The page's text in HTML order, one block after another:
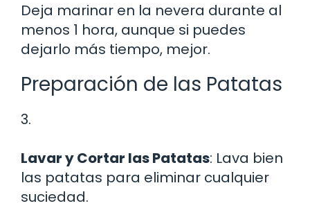
Deja marinar en la nevera durante al
menos 1 hora, aunque si puedes
dejarlo más tiempo, mejor.
Preparación de las Patatas
3.
Lavar y Cortar las Patatas: Lava bien
las patatas para eliminar cualquier
suciedad.